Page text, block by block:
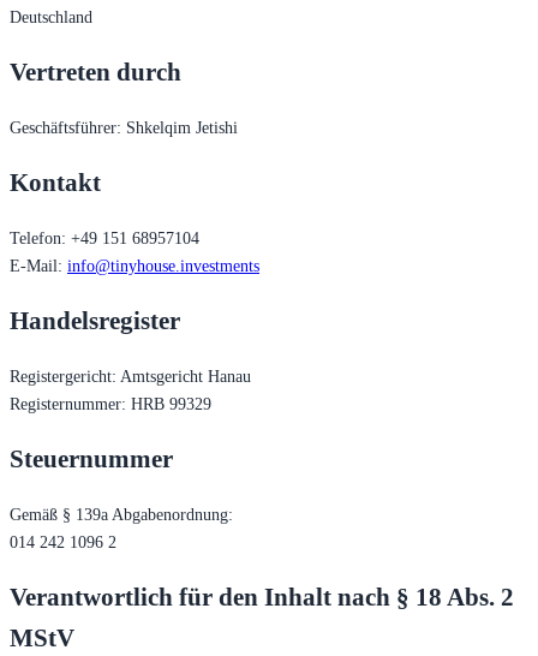
Deutschland
Vertreten durch
Geschäftsführer: Shkelqim Jetishi
Kontakt
Telefon: +49 151 68957104
E-Mail: info@tinyhouse.investments
Handelsregister
Registergericht: Amtsgericht Hanau
Registernummer: HRB 99329
Steuernummer
Gemäß § 139a Abgabenordnung:
014 242 1096 2
Verantwortlich für den Inhalt nach § 18 Abs. 2
MStV